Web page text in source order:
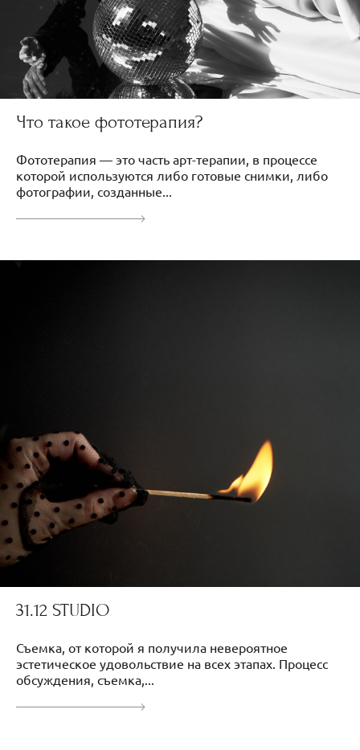
Что такое фототерапия?
Фототерапия — это часть арт-терапии, в процессе
которой используются либо готовые снимки, либо
фотографии, созданные...
31.12 STUDIO
Съемка, от которой я получила невероятное
эстетическое удовольствие на всех этапах. Процесс
обсуждения, съемка,...